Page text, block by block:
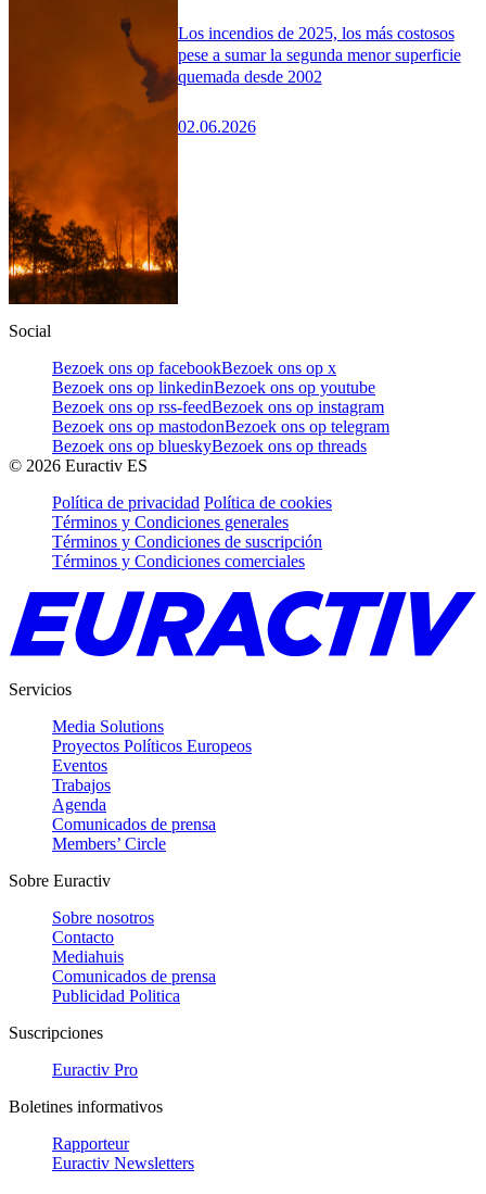
Los incendios de 2025, los más costosos
pese a sumar la segunda menor superficie
quemada desde 2002
02.06.2026
Social
Bezoek ons op facebookBezoek ons op x
Bezoek ons op linkedinBezoek ons op youtube
Bezoek ons op rss-feedBezoek ons op instagram
Bezoek ons op mastodonBezoek ons op telegram
Bezoek ons op blueskyBezoek ons op threads
© 2026 Euractiv ES
Política de privacidad Política de cookies
Términos y Condiciones generales
Términos y Condiciones de suscripción
Términos y Condiciones comerciales
Servicios
Media Solutions
Proyectos Políticos Europeos
Eventos
Trabajos
Agenda
Comunicados de prensa
Members’ Circle
Sobre Euractiv
Sobre nosotros
Contacto
Mediahuis
Comunicados de prensa
Publicidad Politica
Suscripciones
Euractiv Pro
Boletines informativos
Rapporteur
Euractiv Newsletters